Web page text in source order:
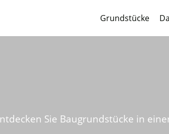
Grundstücke
Sie Baugrundstücke in